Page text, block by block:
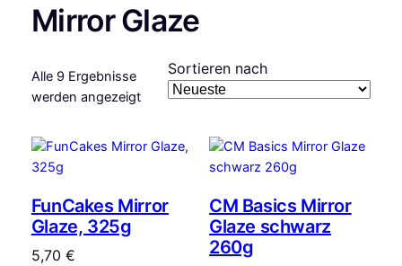
Mirror Glaze
Alle 9 Ergebnisse
werden angezeigtNach
sortiert
Sortieren nach
FunCakes Mirror
Glaze, 325g
5,70 €
CM Basics Mirror
Glaze schwarz
260g